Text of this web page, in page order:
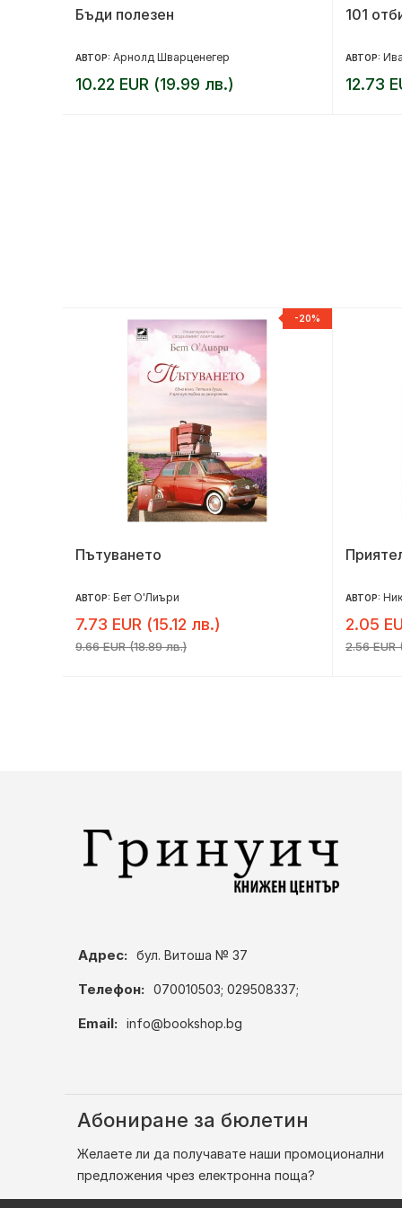
Бъди полезен
АВТОР: Арнолд Шварценегер
10.22 EUR (19.99 лв.)
101
АВТОР:
12.73
-20%
Пътуването
АВТОР: Бет О'Лиъри
7.73 EUR (15.12 лв.)
9.66 EUR (18.89 лв.)
АВТОР:
2.05
2.56 EUR
Адрес: бул. Витоша № 37
Телефон: 070010503; 029508337;
Email: info@bookshop.bg
Абониране за бюлетин
Желаете ли да получавате наши промоционални
предложения чрез електронна поща?